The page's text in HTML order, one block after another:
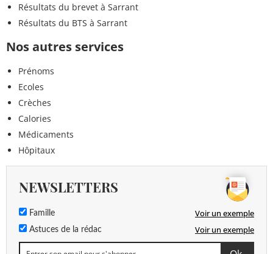
Résultats du brevet à Sarrant
Résultats du BTS à Sarrant
Nos autres services
Prénoms
Ecoles
Crèches
Calories
Médicaments
Hôpitaux
NEWSLETTERS
Famille Voir un exemple
Astuces de la rédac Voir un exemple